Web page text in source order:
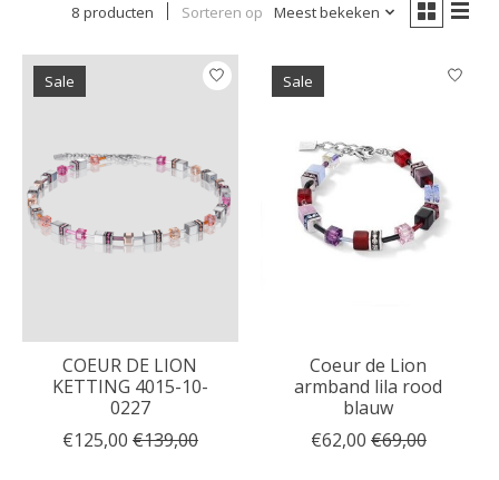
8 producten Sorteren op Meest bekeken
Sale
COEUR DE LION
KETTING 4015-10-
0227
€125,00 €139,00
Sale
Coeur de Lion
armband lila rood
blauw
€62,00 €69,00